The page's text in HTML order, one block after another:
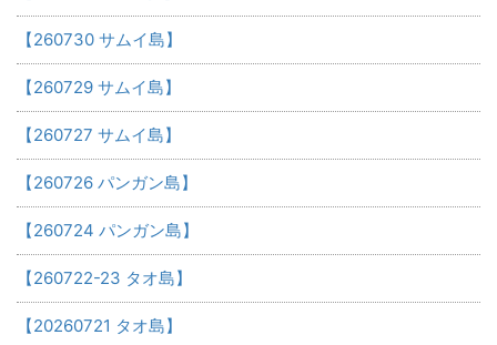
【260730 サムイ島】
【260729 サムイ島】
【260727 サムイ島】
【260726 パンガン島】
【260724 パンガン島】
【260722-23 タオ島】
【20260721 タオ島】